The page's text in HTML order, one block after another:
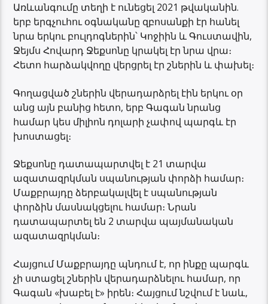
Առևանգումը տեղի է ունեցել 2021 թվականին.
երբ երգչուհու օգնականը զբոսանքի էր հանել
նրա երկու բուլդոգներին՝ Կոջիին և Գուստավին,
Ջեյմս Հովարդ Ջեքսոնը կրակել էր նրա վրա։
Հետո հարձակվողը վերցրել էր շներին և փախել։
Գողացված շներին վերադարձրել էին երկու օր
անց այն բանից հետո, երբ Գագան նրանց
համար կես միլիոն դոլարի չափով պարգև էր
խոստացել։
Ջեքսոնը դատապարտվել է 21 տարվա
ազատազրկման սպանության փորձի համար։
Մաքբրայդը ձերբակալվել է սպանության
փորձին մասնակցելու համար։ Նրան
դատապարտել են 2 տարվա պայմանական
ազատազրկման։
Հայցում Մաքբրայդը պնդում է, որ ինքը պարգև
չի ստացել շներին վերադարձնելու համար, որ
Գագան «խաբել է» իրեն։ Հայցում նշվում է նաև,